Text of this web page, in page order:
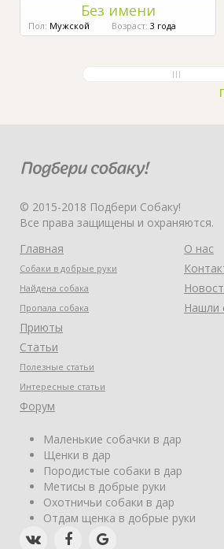
Без имени
Пол: Мужской Возраст: 3 года
© 2015-2018 Подбери Собаку!
Все права защищены и охраняются.
Главная
Собаки в добрые руки
Найдена собака
Пропала собака
Приюты
Статьи
Полезные статьи
Интересные статьи
Форум
О нас
Нашли
Маленькие собачки в дар
Щенки в дар
Породистые собаки в дар
Метисы в добрые руки
Охотничьи собаки в дар
Отдам щенка в добрые руки